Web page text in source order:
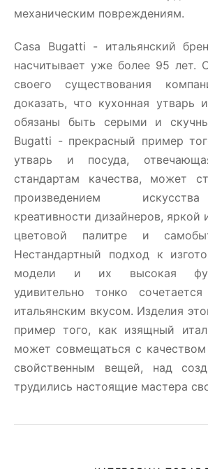
механическим повреждениям.
Casa Bugatti - итальянский
насчитывает уже более 95 лет.
своего существования
доказать, что кухонная утварь
обязаны быть серыми и
Bugatti - прекрасный пример
утварь и посуда,
стандартам качества, может
произведением
креативности дизайнеров, яркой
цветовой палитре и
Нестандартный подход к
модели и их высокая
удивительно тонко
итальянским вкусом. Изделия
пример того, как изящный
может совмещаться с
свойственным вещей, над
трудились настоящие мастера